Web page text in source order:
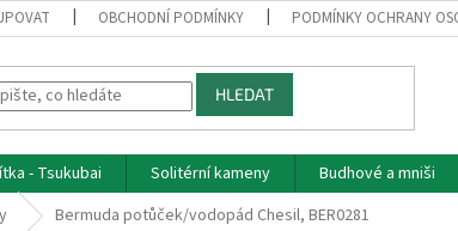
OBCHODNÍ PODMÍNKY PODMÍNKY OCHRANY
HLEDAT
- Tsukubai Solitérní kameny Budhové a mniši
Bermuda potůček/vodopád Chesil, BER0281